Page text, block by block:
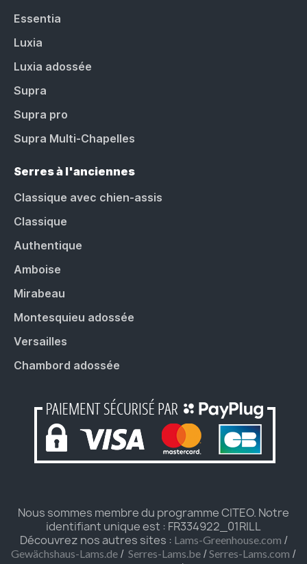
Essentia
Luxia
Luxia adossée
Supra
Supra pro
Supra Multi-Chapelles
Serres à l'anciennes
Classique avec chien-assis
Classique
Authentique
Amboise
Mirabeau
Montesquieu adossée
Versailles
Chambord adossée
Nous sommes membre du programme CITEO. Notre
identifiant unique est : FR334922_01RILL
Découvrez nos autres sites : Lams-Greenhouse.com /
Gewächshaus-Lams.de / Serres-Lams.be / Serres-Lams.com /